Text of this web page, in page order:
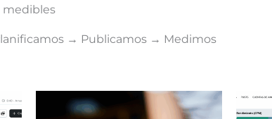
medibles
→ Publicamos → Medimos